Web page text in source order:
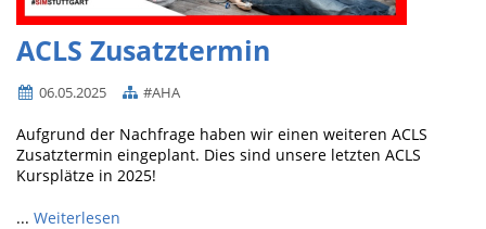
ACLS Zusatztermin
06.05.2025 #AHA
Aufgrund der Nachfrage haben wir einen weiteren ACLS
Zusatztermin eingeplant. Dies sind unsere letzten ACLS
Kursplätze in 2025!
... Weiterlesen